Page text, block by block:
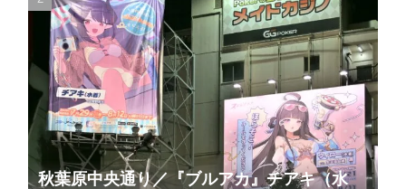
秋葉原中央通り／『ブルアカ』チアキ（水